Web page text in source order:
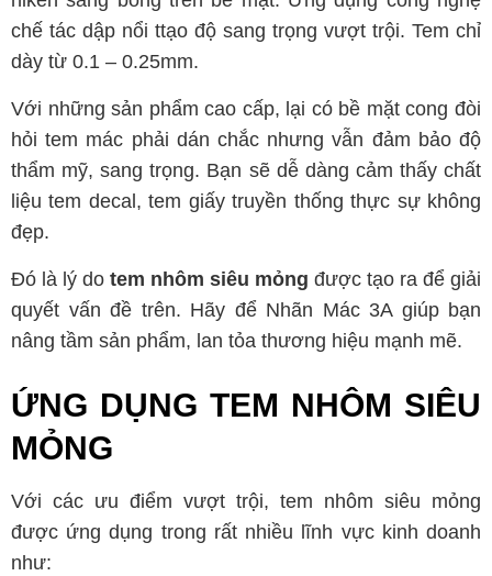
chế tác dập nổi ttạo độ sang trọng vượt trội. Tem chỉ
dày từ 0.1 – 0.25mm.
Với những sản phẩm cao cấp, lại có bề mặt cong đòi
hỏi tem mác phải dán chắc nhưng vẫn đảm bảo độ
thẩm mỹ, sang trọng. Bạn sẽ dễ dàng cảm thấy chất
liệu tem decal, tem giấy truyền thống thực sự không
đẹp.
Đó là lý do tem nhôm siêu mỏng được tạo ra để giải
quyết vấn đề trên. Hãy để Nhãn Mác 3A giúp bạn
nâng tầm sản phẩm, lan tỏa thương hiệu mạnh mẽ.
ỨNG DỤNG TEM NHÔM SIÊU
MỎNG
Với các ưu điểm vượt trội, tem nhôm siêu mỏng
được ứng dụng trong rất nhiều lĩnh vực kinh doanh
như: